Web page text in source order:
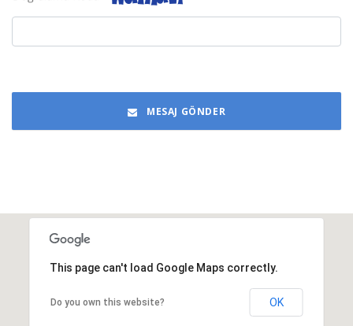
MESAJ GÖNDER
This page can't load Google Maps correctly.
Do you own this website? OK